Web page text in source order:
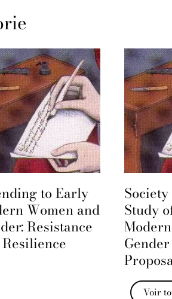
for the
of Early
Women &
– RSA Panel
Moyen
siècle
Voir